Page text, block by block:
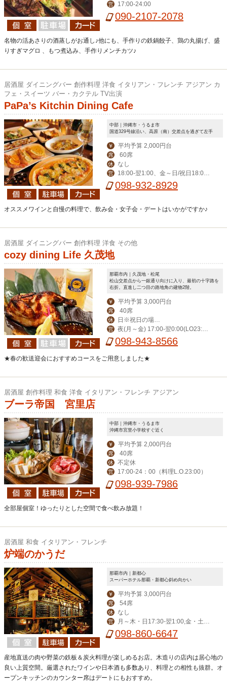
営 17:00-24:00
090-2107-2078
名物の活あさりの酒蒸しがお通し♪他にも、手作りの鉄鍋餃子、鶏の丸揚げ、盛
りすぎマグロ 、もつ煮込み、手作りメンチカツ♪
居酒屋 ダイニングバー 創作料理 洋食 イタリアン・フレンチ アジアン カ
フェ・スイーツ バー・カクテル TV出演
PaPa’s Kitchin Dining Cafe
中部｜沖縄市・うるま市
国道329号線沿い、高原（南）交差点を過ぎて左手
￥ 平均予算 2,000円台
席 60席
休 なし
営
18:00‐翌1:00、金～日/祝日18:00-
翌2:00
098-932-8929
オススメワインと自慢の料理で、飲み会・女子会・デートはいかがですか♪
居酒屋 ダイニングバー 創作料理 洋食 その他
cozy dining Life 久茂地
那覇市内｜久茂地・松尾
松山交差点から一銀通り向けに入り、最初の十字路を
右折。直進し二つ目の路地角の建物2階。
￥ 平均予算 3,000円台
席 40席
休
営業。月曜振替休。
営
夜(月～金) 17:00-翌0:00(LO23:3
0) (土)-翌1:00(LO翌0:30) 昼(月～金) 1
098-943-8566
★春の歓送迎会におすすめコースをご用意しました★
居酒屋 創作料理 和食 洋食 イタリアン・フレンチ アジアン
ブーラ帝国 宮里店
中部｜沖縄市・うるま市
沖縄市宮里小学校すぐ近く
￥ 平均予算 2,000円台
席 40席
休 不定休
営 17:00-24：00（料理L.O.23:00）
098-939-7986
全部屋個室！ゆったりとした空間で食べ飲み放題！
居酒屋 和食 イタリアン・フレンチ
炉端のかうだ
那覇市内｜新都心
スーパーホテル那覇・新都心斜め向かい
￥ 平均予算 3,000円台
席 54席
休 なし
営
月～木・日17:30-翌1:00,金・土・
祝前17:30-翌2:00
098-860-6647
産地直送の肉や野菜の鉄板＆炭火料理が楽しめるお店。木造りの店内は居心地の
良い上質空間。厳選されたワインや日本酒も多数あり、料理との相性も抜群。オ
ープンキッチンのカウンター席はデートにもおすすめ。